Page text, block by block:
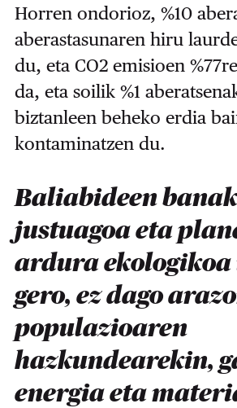
Horren ondorioz, %10
aberastasunaren hiru
du, eta CO2 emisioen
da, eta soilik %1
biztanleen beheko erdia
kontaminatzen du.
Baliabideen
justuagoa eta
ardura ekologikoa
gero, ez dago
populazioaren
hazkundearekin,
energia eta